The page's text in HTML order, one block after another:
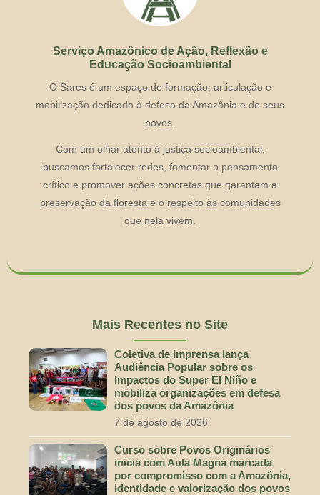
Serviço Amazônico de Ação, Reflexão e
Educação Socioambiental
O Sares é um espaço de formação, articulação e
mobilização dedicado à defesa da Amazônia e de seus
povos.
Com um olhar atento à justiça socioambiental,
buscamos fortalecer redes, fomentar o pensamento
crítico e promover ações concretas que garantam a
preservação da floresta e o respeito às comunidades
que nela vivem.
Mais Recentes no Site
Coletiva de Imprensa lança
Audiência Popular sobre os
Impactos do Super El Niño e
mobiliza organizações em defesa
dos povos da Amazônia
7 de agosto de 2026
Curso sobre Povos Originários
inicia com Aula Magna marcada
por compromisso com a Amazônia,
identidade e valorização dos povos